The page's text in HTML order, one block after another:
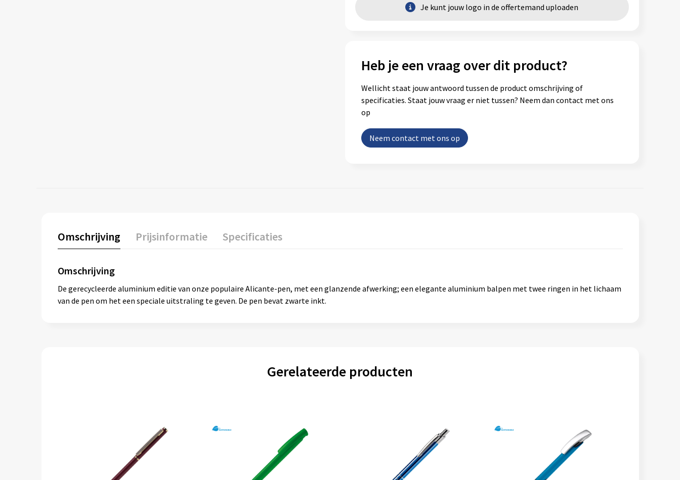
Je kunt jouw logo in de offertemand uploaden
Heb je een vraag over dit product?
Wellicht staat jouw antwoord tussen de product omschrijving of
specificaties. Staat jouw vraag er niet tussen? Neem dan contact met ons
op
Neem contact met ons op
Omschrijving Prijsinformatie Specificaties
Omschrijving
De gerecycleerde aluminium editie van onze populaire Alicante-pen, met een glanzende afwerking; een elegante aluminium balpen met twee ringen in het lichaam
van de pen om het een speciale uitstraling te geven. De pen bevat zwarte inkt.
Gerelateerde producten